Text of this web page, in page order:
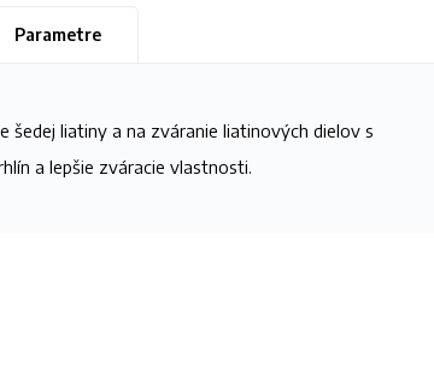
Parametre
šedej liatiny a na zváranie liatinových dielov s
a lepšie zváracie vlastnosti.